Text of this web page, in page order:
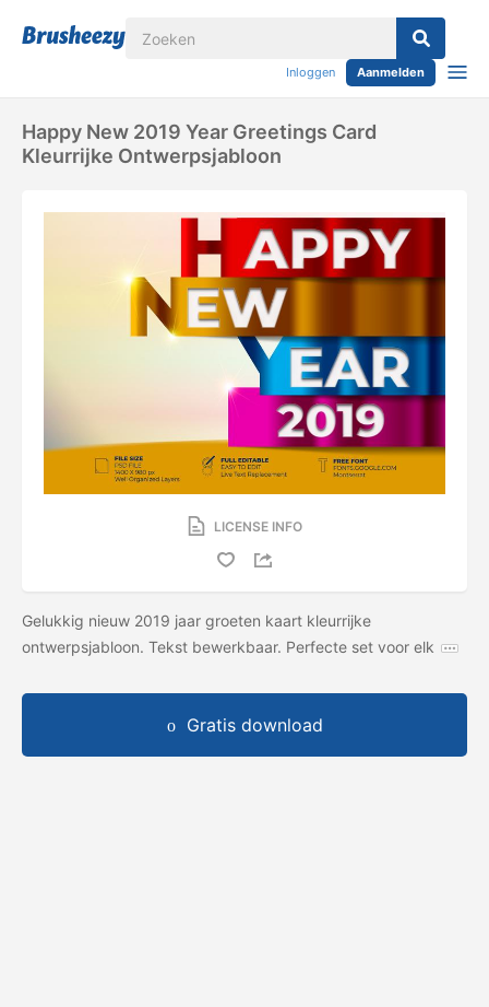
Inloggen Aanmelden
Happy New 2019 Year Greetings Card
Kleurrijke Ontwerpsjabloon
LICENSE INFO
Gelukkig nieuw 2019 jaar groeten kaart kleurrijke
ontwerpsjabloon. Tekst bewerkbaar. Perfecte set voor elk
Gratis download